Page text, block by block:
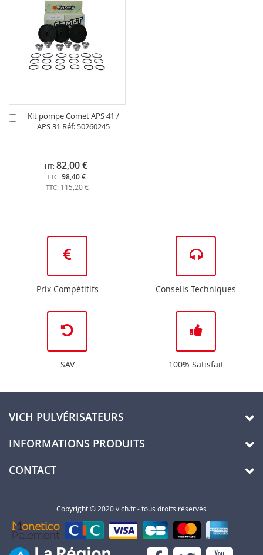
Kit pompe Comet APS 41 /
APS 31 Réf: 50260245
98,40 €
82,00 €
115,20 €
Ajouter
Prix Compétitifs Conseils Techniques
SAV 100% Satisfait
VICH PULVÉRISATEURS
INFORMATIONS PRODUITS
CONTACT
Copyright © 2020 vich.fr - tous droits réservés